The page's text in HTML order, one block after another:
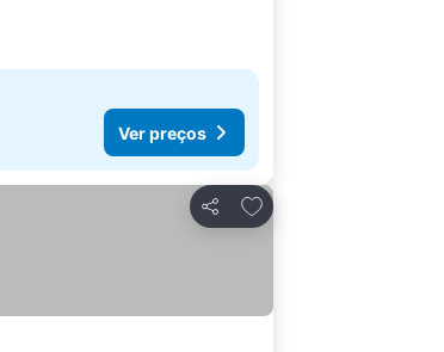
Ver preços
Partilhar
Adicionar aos favoritos